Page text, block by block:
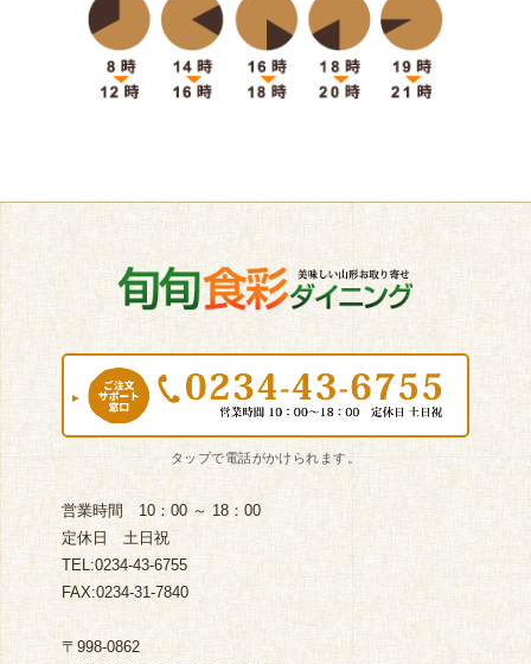
営業時間 10：00 ～ 18：00
定休日 土日祝
TEL:0234-43-6755
FAX:0234-31-7840
〒998-0862